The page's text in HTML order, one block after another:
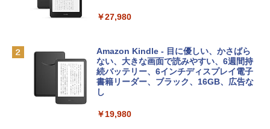
ィゴ + 3年延長 AppleCare+ for 13インチ
￥162,598
tomtoc 360°保護 15.6 16インチ パソコ
ンケース Dell NEC Lavie ASUS HP dyna
￥1,300
Microsoft Office Home & Business 202
4(最新 永続版)|オンラインコード版|Wind
ows11、10/mac対応|PC2台
￥39,582
出す プロンプトの言葉 AI画像生成シリー
ズ (はぴーイラストLabo)
￥480
ClaudeCode いちばんやさしい 教科書:
￥27,980
Amazon Kindle - 目に優しい、かさばら
ない、大きな画面で読みやすい、6週間持
続バッテリー、6インチディスプレイ電子
書籍リーダー、ブラック、16GB、広告な
し
￥19,980